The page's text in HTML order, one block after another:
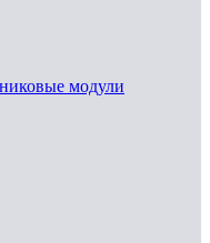
модули